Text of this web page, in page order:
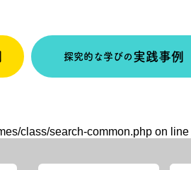
探究的な学びの 実践事例
class/search-common.php on line